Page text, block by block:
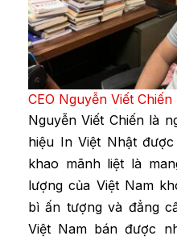
CEO Nguyễn Viết Chiến
Nguyễn Viết Chiến là
hiệu In Việt Nhật
khao mãnh liệt là
lượng của Việt Nam
bì ấn tượng và đẳng
Việt Nam bán được